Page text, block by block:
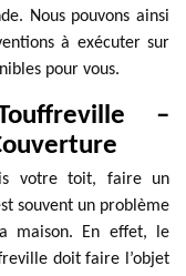
Nous pouvons ainsi
à exécuter sur
pour vous.
–
votre toit, faire un
souvent un problème
maison. En effet, le
doit faire l’objet